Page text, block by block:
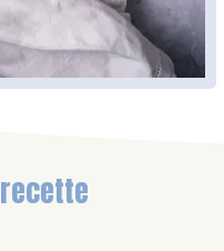
recette